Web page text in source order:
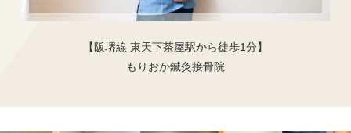
【阪堺線 東天下茶屋駅から徒歩1分】
もりおか鍼灸接骨院